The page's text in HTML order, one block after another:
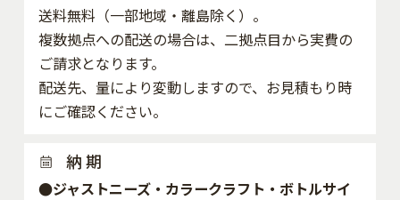
送料無料（一部地域・離島除く）。
複数拠点への配送の場合は、二拠点目から実費の
ご請求となります。
配送先、量により変動しますので、お見積もり時
にご確認ください。
納 期
●ジャストニーズ・カラークラフト・ボトルサイ